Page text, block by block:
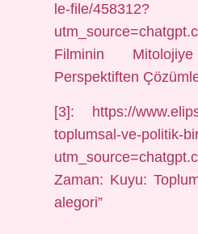
le-file/458312?
Filminin
Perspektiften
[3]: https://
toplumsal-ve-politik-
Zaman: Kuyu:
alegori”